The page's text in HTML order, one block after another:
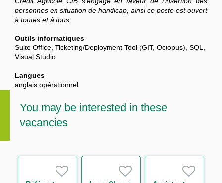
personnes en situation de handicap, ainsi ce poste est ouvert
à toutes et à tous.
Outils informatiques
Suite Office, Ticketing/Deployment Tool (GIT, Octopus), SQL,
Visual Studio
Langues
anglais opérationnel
You may be interested in these
vacancies